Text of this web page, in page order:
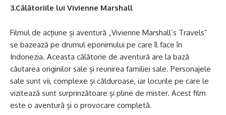
3.Călătoriile lui Vivienne Marshall
Filmul de acțiune și aventură „Vivienne Marshall’s Travels”
se bazează pe drumul eponimului pe care îl face în
Indonezia. Aceasta călătorie de aventură are la bază
căutarea originilor sale și reunirea familiei sale. Personajele
sale sunt vii, complexe și călduroase, iar locurile pe care le
vizitează sunt surprinzătoare și pline de mister. Acest film
este o aventură și o provocare completă.